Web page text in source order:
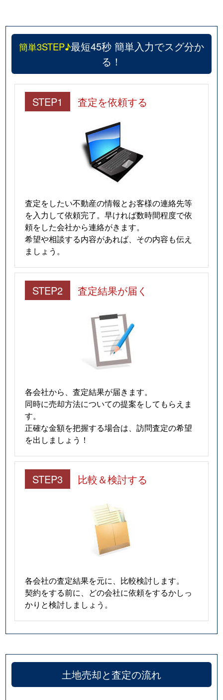
簡単3STEP♪最短45秒 簡単入力でスグ分か
る！
STEP1 査定を依頼する
査定をしたい不動産の情報とお客様の連絡先等
を入力して依頼完了。早ければ数時間程度で依
頼をした会社から連絡がきます。
希望や相談する内容があれば、その内容も伝え
ましょう。
STEP2 査定結果が届く
各会社から、査定結果が届きます。
同時に売却方法についての提案をしてもらえま
す。
正確な金額を把握する場合は、訪問査定の希望
を出しましょう！
STEP3 比較＆検討する
各会社の査定結果を元に、比較検討します。
契約をする前に、どの会社に依頼をするかしっ
かりと検討しましょう。
土地売却と査定の流れ